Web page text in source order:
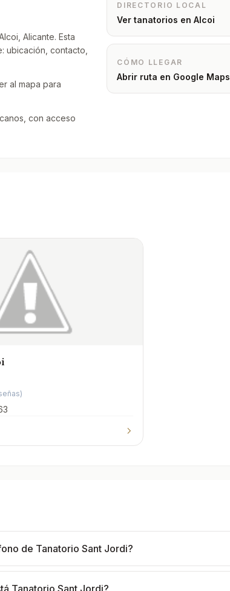
Alicante. Esta
ubicación, contacto,
al mapa para
con acceso
DIRECTORIO LOCAL
Ver tanatorios enAlcoi
CÓMO LLEGAR
Abrir ruta en Google Maps
de Tanatorio Sant Jordi?
Tanatorio Sant Jordi?